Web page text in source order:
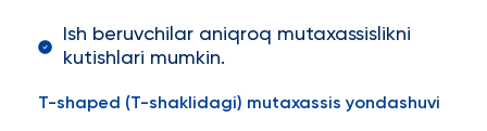
Ish beruvchilar aniqroq mutaxassislikni
kutishlari mumkin.
T-shaped (T-shaklidagi) mutaxassis yondashuvi